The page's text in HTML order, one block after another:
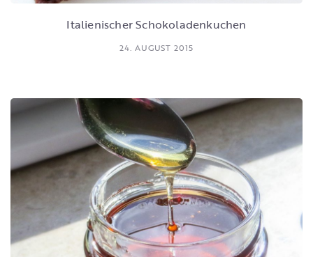
Italienischer Schokoladenkuchen
24. AUGUST 2015